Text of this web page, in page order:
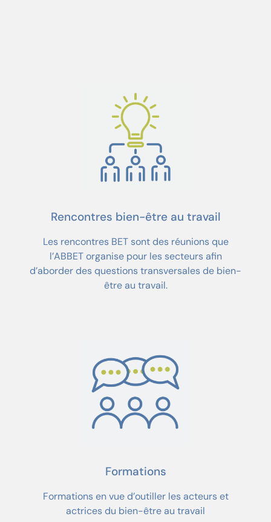
Rencontres bien-être au travail
Les rencontres BET sont des réunions que
l’ABBET organise pour les secteurs afin
d’aborder des questions transversales de bien-
être au travail.
Formations
Formations en vue d’outiller les acteurs et
actrices du bien-être au travail